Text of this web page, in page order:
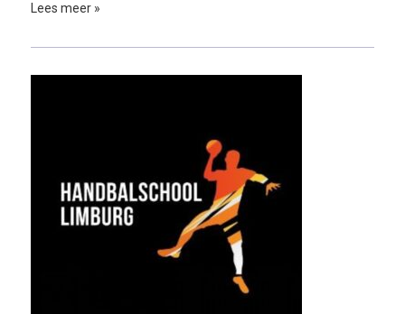
Lees meer »